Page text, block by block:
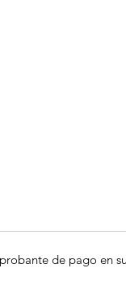
de pago en